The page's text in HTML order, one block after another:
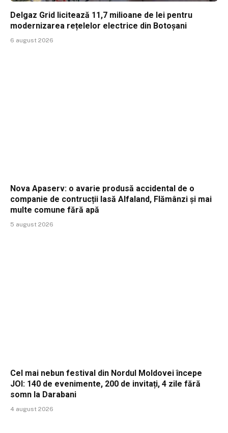
Delgaz Grid licitează 11,7 milioane de lei pentru
modernizarea rețelelor electrice din Botoșani
6 august 2026
Nova Apaserv: o avarie produsă accidental de o
companie de contrucții lasă Alfaland, Flămânzi și mai
multe comune fără apă
5 august 2026
Cel mai nebun festival din Nordul Moldovei începe
JOI: 140 de evenimente, 200 de invitați, 4 zile fără
somn la Darabani
4 august 2026